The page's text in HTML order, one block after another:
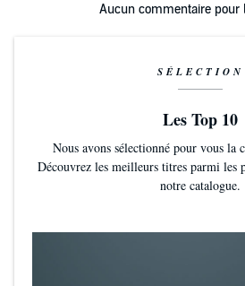
Aucun commentaire pour
SÉLECTION
Les Top 10
Nous avons sélectionné pour vous la
Découvrez les meilleurs titres parmi les
notre catalogue.